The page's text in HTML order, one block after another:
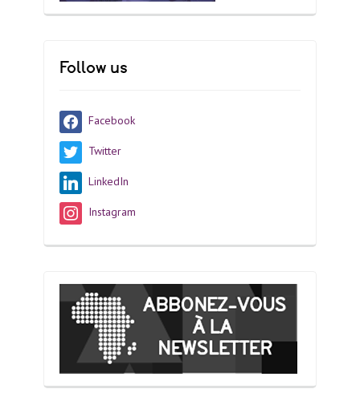
Follow us
Facebook
Twitter
LinkedIn
Instagram